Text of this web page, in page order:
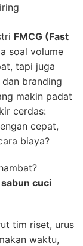
FMCG (Fast
soal volume
tapi juga
branding
makin padat
cerdas:
cepat,
biaya?
cuci
tim riset, urus
waktu,